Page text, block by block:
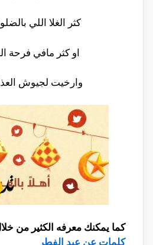
كثر الغلا اللي
او كثر مافي فرحة
وارخيت لجيوش
كما يمكنك معرفه الكثير من
كلمات عن عيد الفطر